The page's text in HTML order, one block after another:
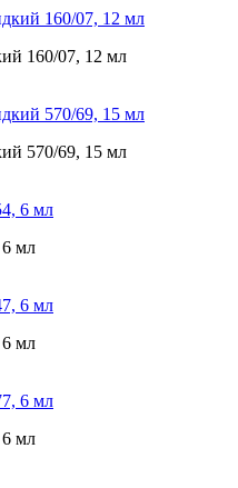
160/07, 12 мл
570/69, 15 мл
мл
мл
мл